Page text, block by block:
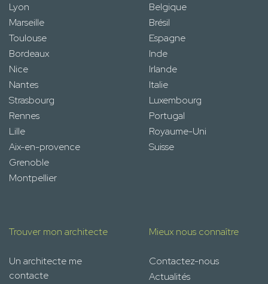
Lyon
Marseille
Toulouse
Bordeaux
Nice
Nantes
Strasbourg
Rennes
Lille
Aix-en-provence
Grenoble
Montpellier
Belgique
Brésil
Espagne
Inde
Irlande
Italie
Luxembourg
Portugal
Royaume-Uni
Suisse
Trouver mon architecte
Un architecte me
contacte
Mieux nous connaître
Contactez-nous
Actualités